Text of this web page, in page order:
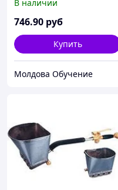
мм Длина в сборе 1330
мм - усиленная стальная
оцинкованная планка U-
формы -
В наличии
746.90 руб
Купить
Молдова Обучение